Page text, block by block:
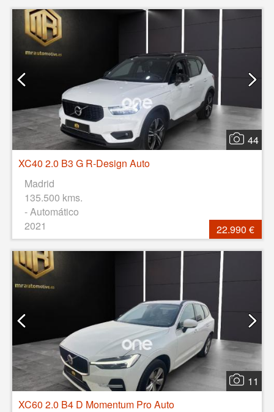
44
XC40 2.0 B3 G R-Design Auto
Madrid
135.500 kms.
- Automático
2021
22.990 €
11
XC60 2.0 B4 D Momentum Pro Auto